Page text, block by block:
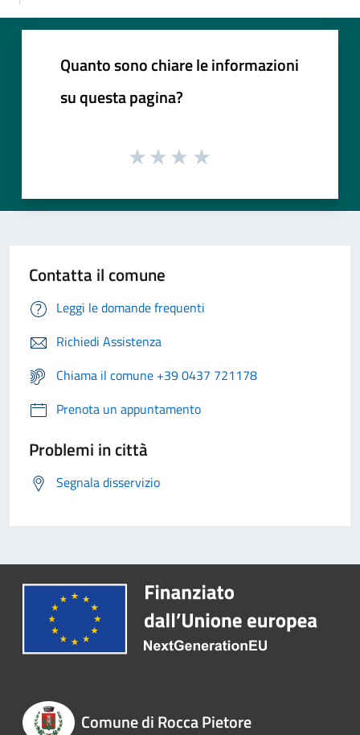
Quanto sono chiare le informazioni
su questa pagina?
Contatta il comune
Leggi le domande frequenti
Richiedi Assistenza
Chiama il comune +39 0437 721178
Prenota un appuntamento
Problemi in città
Segnala disservizio
Comune di Rocca Pietore